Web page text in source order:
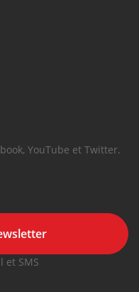
YouTube et Twitter.
et SMS